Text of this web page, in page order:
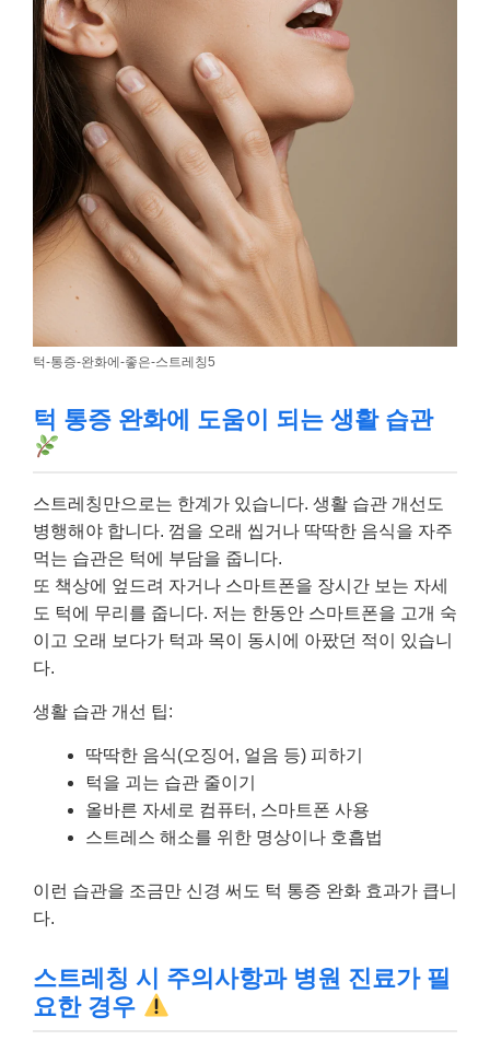
턱-통증-완화에-좋은-스트레칭5
턱 통증 완화에 도움이 되는 생활 습관
스트레칭만으로는 한계가 있습니다. 생활 습관 개선도
병행해야 합니다. 껌을 오래 씹거나 딱딱한 음식을 자주
먹는 습관은 턱에 부담을 줍니다.
또 책상에 엎드려 자거나 스마트폰을 장시간 보는 자세
도 턱에 무리를 줍니다. 저는 한동안 스마트폰을 고개 숙
이고 오래 보다가 턱과 목이 동시에 아팠던 적이 있습니
다.
생활 습관 개선 팁:
딱딱한 음식(오징어, 얼음 등) 피하기
턱을 괴는 습관 줄이기
올바른 자세로 컴퓨터, 스마트폰 사용
스트레스 해소를 위한 명상이나 호흡법
이런 습관을 조금만 신경 써도 턱 통증 완화 효과가 큽니
다.
스트레칭 시 주의사항과 병원 진료가 필
요한 경우